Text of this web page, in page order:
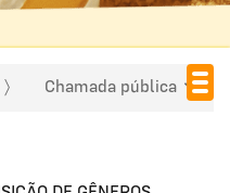
Chamada pública